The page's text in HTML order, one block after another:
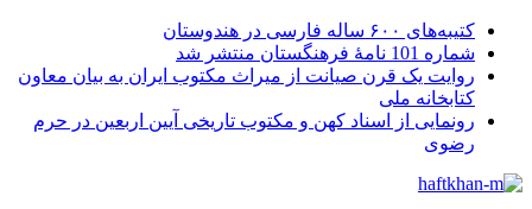
کتیبه‌های ۶۰۰ ساله فارسی در هندوستان
شماره 101 نامۀ فرهنگستان منتشر شد
روایت یک قرن صیانت از میراث مکتوب ایران به بیان معاون
کتابخانه ملی
رونمایی از اسناد کهن و مکتوب تاریخی آیین اربعین در حرم
رضوی